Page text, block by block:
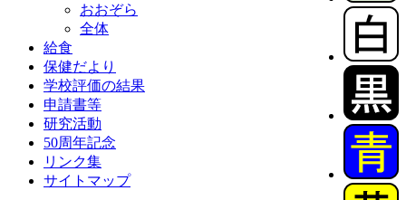
おおぞら
全体
給食
保健だより
学校評価の結果
申請書等
研究活動
50周年記念
リンク集
サイトマップ